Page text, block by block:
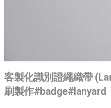
客製化識別證繩織帶
刷製作#badge#lanyard